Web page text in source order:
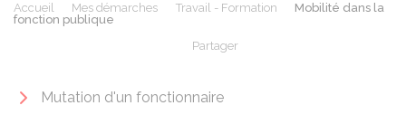
Accueil Mes démarches Travail - Formation
Mobilité dans la
fonction publique
Partager
Mutation d'un fonctionnaire